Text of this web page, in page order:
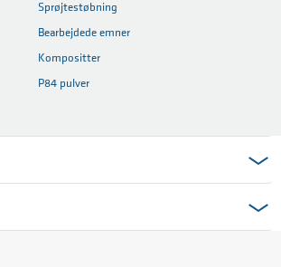
Sprøjtestøbning
Bearbejdede emner
Kompositter
P84 pulver